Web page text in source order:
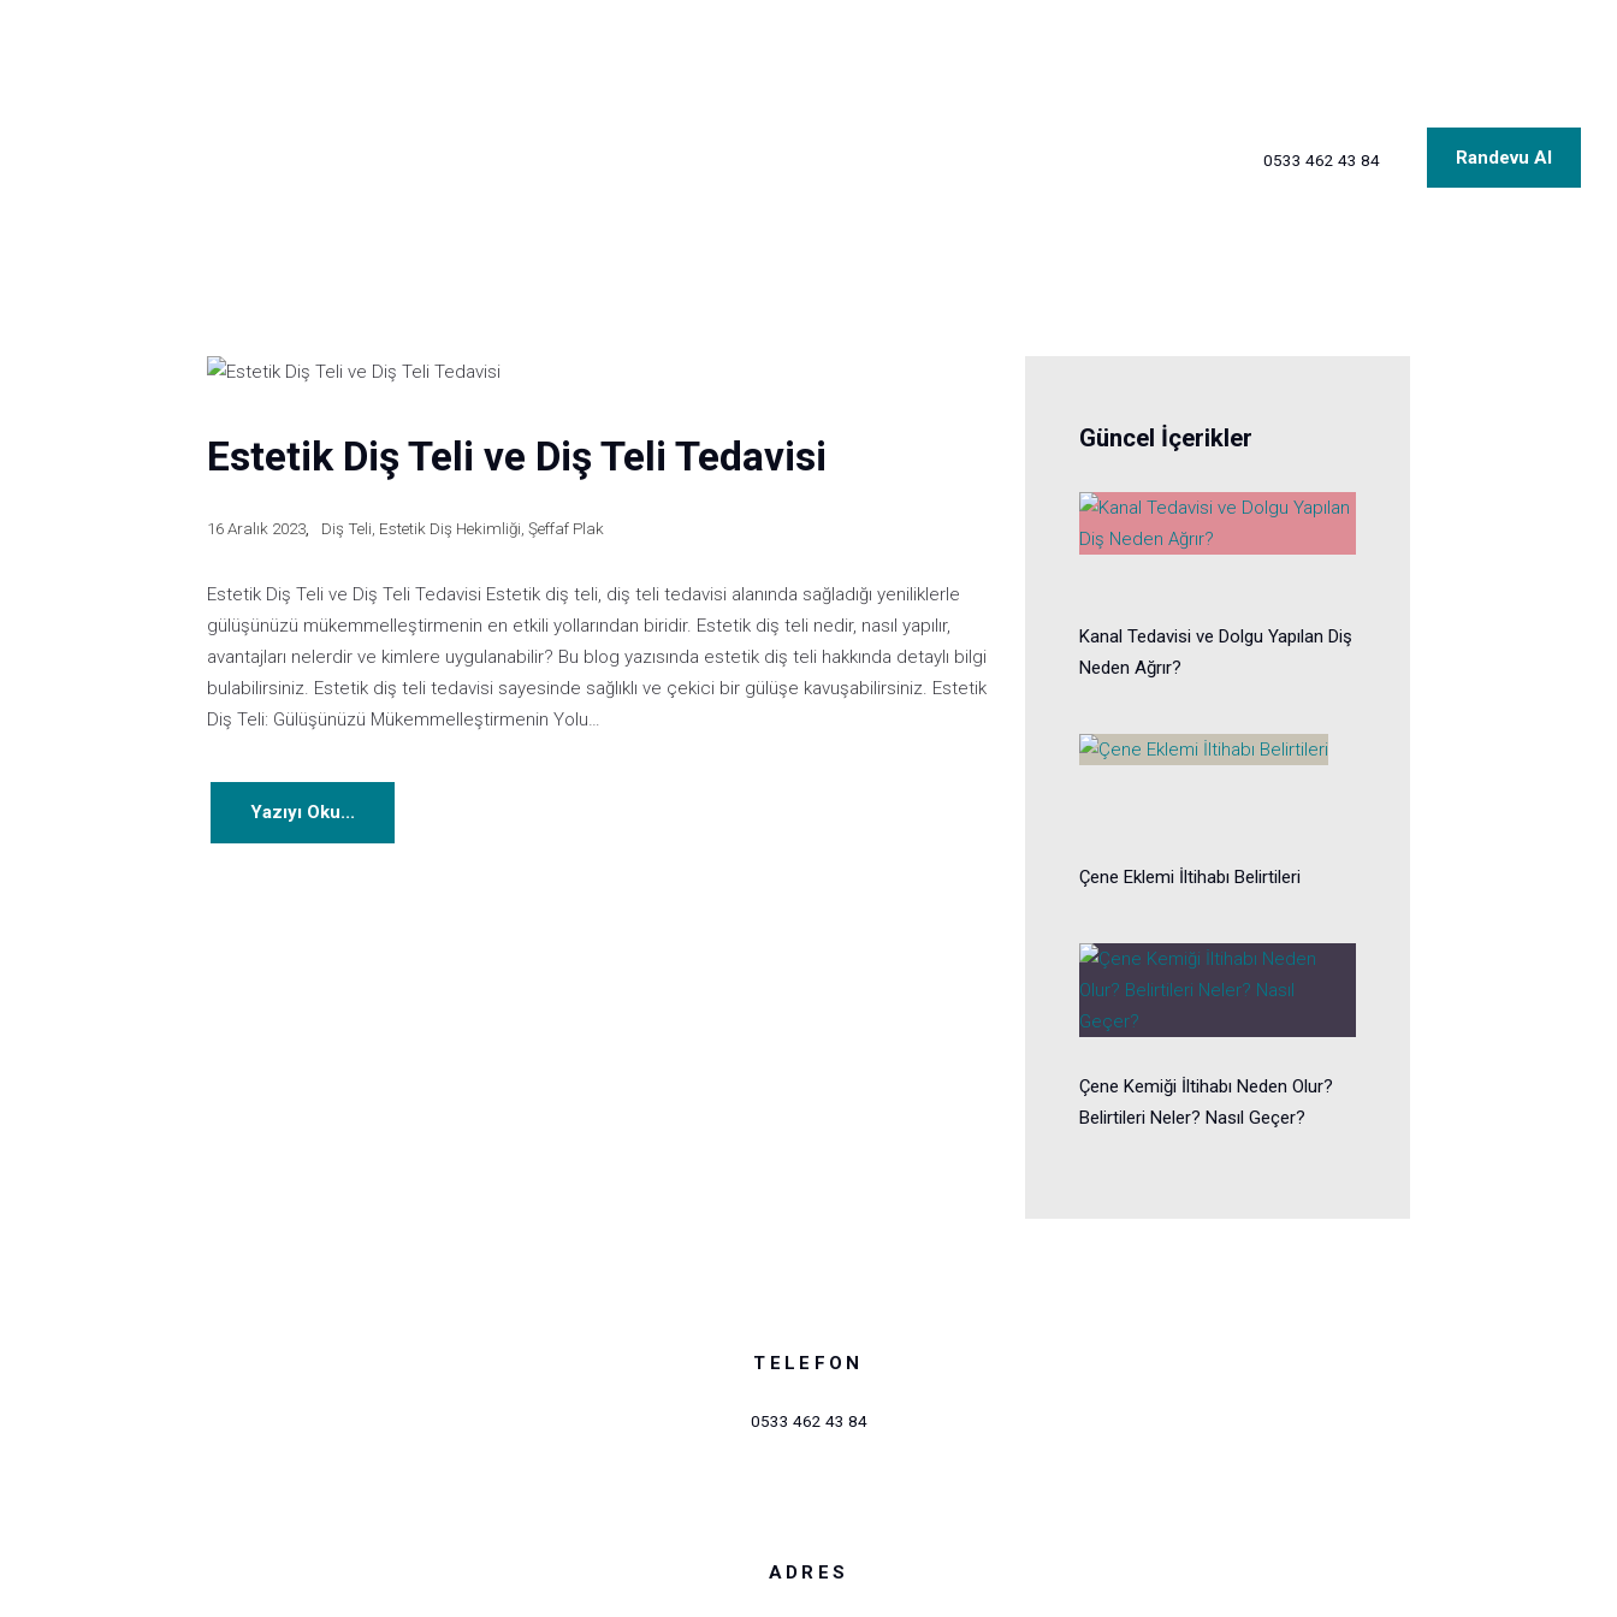
0533 462 43 84 Randevu Al
Basın
İletişim
Estetik Diş Teli ve Diş Teli Tedavisi
16 Aralık 2023 Diş Teli Estetik Diş Hekimliği Şeffaf Plak
Estetik Diş Teli ve Diş Teli Tedavisi Estetik diş teli, diş teli tedavisi alanında sağladığı yeniliklerle
gülüşünüzü mükemmelleştirmenin en etkili yollarından biridir. Estetik diş teli nedir, nasıl yapılır,
avantajları nelerdir ve kimlere uygulanabilir? Bu blog yazısında estetik diş teli hakkında detaylı bilgi
bulabilirsiniz. Estetik diş teli tedavisi sayesinde sağlıklı ve çekici bir gülüşe kavuşabilirsiniz. Estetik
Diş Teli: Gülüşünüzü Mükemmelleştirmenin Yolu…
Yazıyı Oku...
Güncel İçerikler
Kanal Tedavisi ve Dolgu Yapılan Diş
Neden Ağrır?
Çene Eklemi İltihabı Belirtileri
Çene Kemiği İltihabı Neden Olur?
Belirtileri Neler? Nasıl Geçer?
TELEFON
0533 462 43 84
ADRES